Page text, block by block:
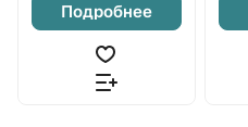
Подробнее